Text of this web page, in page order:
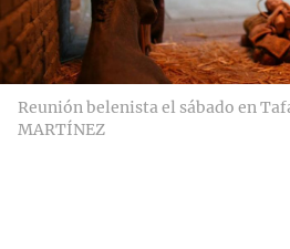
Reunión belenista el sábado en
MARTÍNEZ